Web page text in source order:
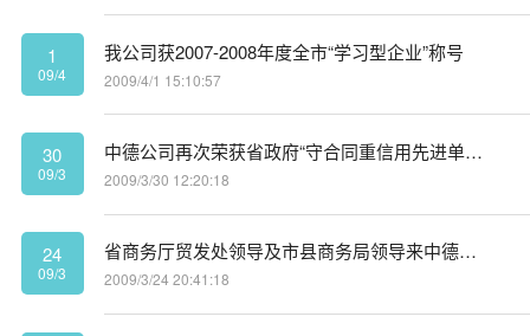
1
09/4
我公司获2007-2008年度全市“学习型企业”称号
2009/4/1 15:10:57
30
09/3
中德公司再次荣获省政府“守合同重信用先进单位”称号
2009/3/30 12:20:18
24
09/3
省商务厅贸发处领导及市县商务局领导来中德调研
2009/3/24 20:41:18